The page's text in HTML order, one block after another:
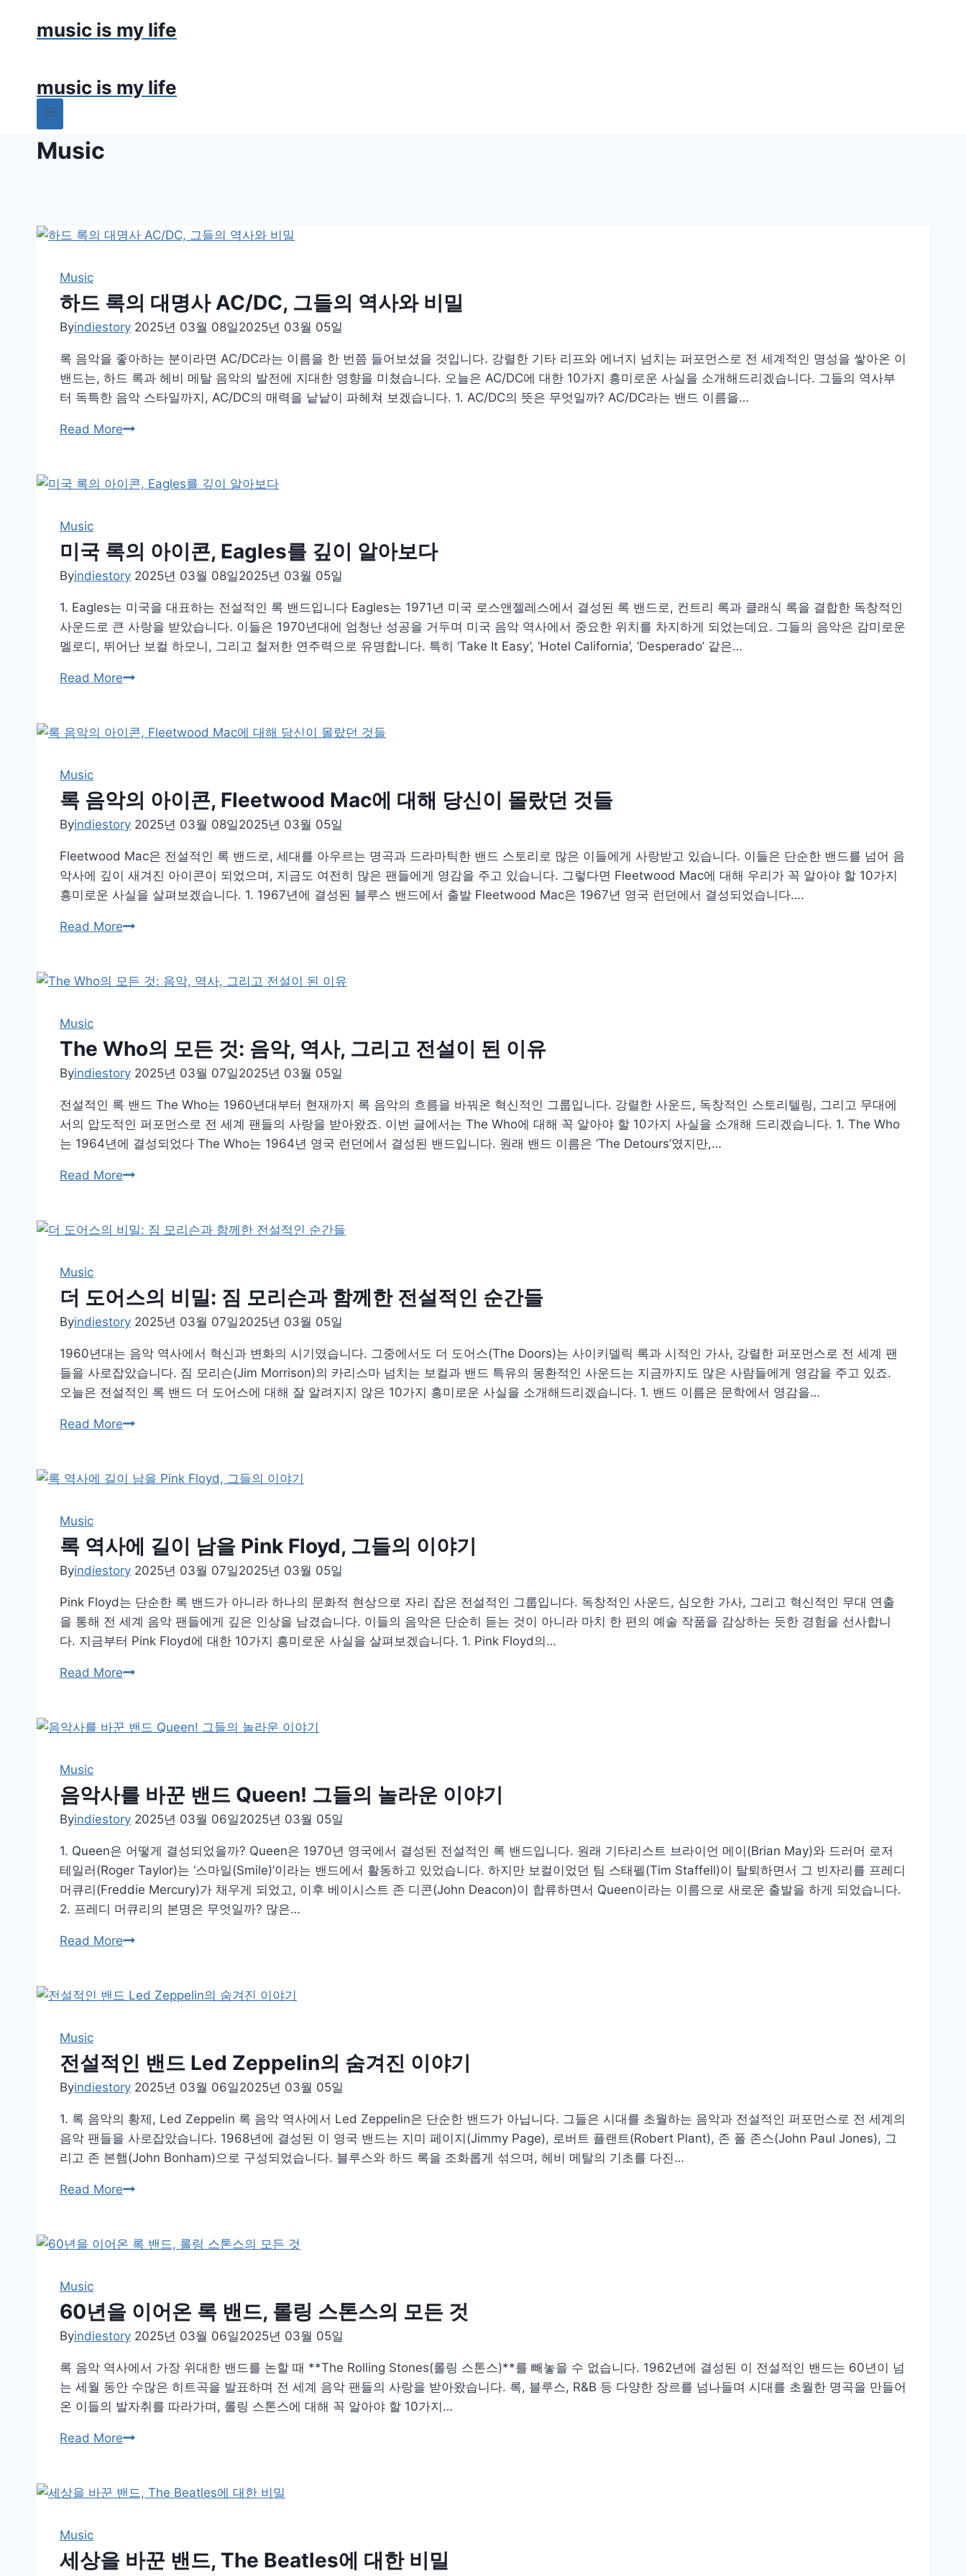
music is my life
music is my life
Music
Music
하드 록의 대명사 AC/DC, 그들의 역사와 비밀
Byindiestory 2025년 03월 08일2025년 03월 05일
록 음악을 좋아하는 분이라면 AC/DC라는 이름을 한 번쯤 들어보셨을 것입니다. 강렬한 기타 리프와 에너지 넘치는 퍼포먼스로 전 세계적인 명성을 쌓아온 이
밴드는, 하드 록과 헤비 메탈 음악의 발전에 지대한 영향을 미쳤습니다. 오늘은 AC/DC에 대한 10가지 흥미로운 사실을 소개해드리겠습니다. 그들의 역사부
터 독특한 음악 스타일까지, AC/DC의 매력을 낱낱이 파헤쳐 보겠습니다. 1. AC/DC의 뜻은 무엇일까? AC/DC라는 밴드 이름을…
Read More하
의
사
AC/DC,
그
들
의
역
와
Music
미국 록의 아이콘, Eagles를 깊이 알아보다
Byindiestory 2025년 03월 08일2025년 03월 05일
1. Eagles는 미국을 대표하는 전설적인 록 밴드입니다 Eagles는 1971년 미국 로스앤젤레스에서 결성된 록 밴드로, 컨트리 록과 클래식 록을 결합한 독창적인
사운드로 큰 사랑을 받았습니다. 이들은 1970년대에 엄청난 성공을 거두며 미국 음악 역사에서 중요한 위치를 차지하게 되었는데요. 그들의 음악은 감미로운
멜로디, 뛰어난 보컬 하모니, 그리고 철저한 연주력으로 유명합니다. 특히 ‘Take It Easy’, ‘Hotel California’, ‘Desperado’ 같은…
Read More미
의
콘,
Eagles
를
깊
이
알
보
Music
록 음악의 아이콘, Fleetwood Mac에 대해 당신이 몰랐던 것들
Byindiestory 2025년 03월 08일2025년 03월 05일
Fleetwood Mac은 전설적인 록 밴드로, 세대를 아우르는 명곡과 드라마틱한 밴드 스토리로 많은 이들에게 사랑받고 있습니다. 이들은 단순한 밴드를 넘어 음
악사에 깊이 새겨진 아이콘이 되었으며, 지금도 여전히 많은 팬들에게 영감을 주고 있습니다. 그렇다면 Fleetwood Mac에 대해 우리가 꼭 알아야 할 10가지
흥미로운 사실을 살펴보겠습니다. 1. 1967년에 결성된 블루스 밴드에서 출발 Fleetwood Mac은 1967년 영국 런던에서 결성되었습니다….
Read More록
의
콘,
Fleetwood
Mac
에
대
해
신
랐
들
Music
The Who의 모든 것: 음악, 역사, 그리고 전설이 된 이유
Byindiestory 2025년 03월 07일2025년 03월 05일
전설적인 록 밴드 The Who는 1960년대부터 현재까지 록 음악의 흐름을 바꿔온 혁신적인 그룹입니다. 강렬한 사운드, 독창적인 스토리텔링, 그리고 무대에
서의 압도적인 퍼포먼스로 전 세계 팬들의 사랑을 받아왔죠. 이번 글에서는 The Who에 대해 꼭 알아야 할 10가지 사실을 소개해 드리겠습니다. 1. The Who
는 1964년에 결성되었다 The Who는 1964년 영국 런던에서 결성된 밴드입니다. 원래 밴드 이름은 ‘The Detours’였지만,…
Read MoreThe
모
음
악,
역
사,
그
리
전
된
Music
더 도어스의 비밀: 짐 모리슨과 함께한 전설적인 순간들
Byindiestory 2025년 03월 07일2025년 03월 05일
1960년대는 음악 역사에서 혁신과 변화의 시기였습니다. 그중에서도 더 도어스(The Doors)는 사이키델릭 록과 시적인 가사, 강렬한 퍼포먼스로 전 세계 팬
들을 사로잡았습니다. 짐 모리슨(Jim Morrison)의 카리스마 넘치는 보컬과 밴드 특유의 몽환적인 사운드는 지금까지도 많은 사람들에게 영감을 주고 있죠.
오늘은 전설적인 록 밴드 더 도어스에 대해 잘 알려지지 않은 10가지 흥미로운 사실을 소개해드리겠습니다. 1. 밴드 이름은 문학에서 영감을…
Read More더
스
밀:
모
리
슨
과
께
설
순
들
Music
록 역사에 길이 남을 Pink Floyd, 그들의 이야기
Byindiestory 2025년 03월 07일2025년 03월 05일
Pink Floyd는 단순한 록 밴드가 아니라 하나의 문화적 현상으로 자리 잡은 전설적인 그룹입니다. 독창적인 사운드, 심오한 가사, 그리고 혁신적인 무대 연출
을 통해 전 세계 음악 팬들에게 깊은 인상을 남겼습니다. 이들의 음악은 단순히 듣는 것이 아니라 마치 한 편의 예술 작품을 감상하는 듯한 경험을 선사합니
다. 지금부터 Pink Floyd에 대한 10가지 흥미로운 사실을 살펴보겠습니다. 1. Pink Floyd의…
Read More록
에
남
을
Pink
Floyd,
그
들
의
야
Music
음악사를 바꾼 밴드 Queen! 그들의 놀라운 이야기
Byindiestory 2025년 03월 06일2025년 03월 05일
1. Queen은 어떻게 결성되었을까? Queen은 1970년 영국에서 결성된 전설적인 록 밴드입니다. 원래 기타리스트 브라이언 메이(Brian May)와 드러머 로저
테일러(Roger Taylor)는 ‘스마일(Smile)’이라는 밴드에서 활동하고 있었습니다. 하지만 보컬이었던 팀 스태펠(Tim Staffell)이 탈퇴하면서 그 빈자리를 프레디
머큐리(Freddie Mercury)가 채우게 되었고, 이후 베이시스트 존 디콘(John Deacon)이 합류하면서 Queen이라는 이름으로 새로운 출발을 하게 되었습니다.
2. 프레디 머큐리의 본명은 무엇일까? 많은…
Read More음
를
밴
드
Queen!
그
들
의
라
야
Music
전설적인 밴드 Led Zeppelin의 숨겨진 이야기
Byindiestory 2025년 03월 06일2025년 03월 05일
1. 록 음악의 황제, Led Zeppelin 록 음악 역사에서 Led Zeppelin은 단순한 밴드가 아닙니다. 그들은 시대를 초월하는 음악과 전설적인 퍼포먼스로 전 세계의
음악 팬들을 사로잡았습니다. 1968년에 결성된 이 영국 밴드는 지미 페이지(Jimmy Page), 로버트 플랜트(Robert Plant), 존 폴 존스(John Paul Jones), 그
리고 존 본햄(John Bonham)으로 구성되었습니다. 블루스와 하드 록을 조화롭게 섞으며, 헤비 메탈의 기초를 다진…
Read More전
인
Led
Zeppelin
의
숨
겨
진
야
Music
60년을 이어온 록 밴드, 롤링 스톤스의 모든 것
Byindiestory 2025년 03월 06일2025년 03월 05일
록 음악 역사에서 가장 위대한 밴드를 논할 때 **The Rolling Stones(롤링 스톤스)**를 빼놓을 수 없습니다. 1962년에 결성된 이 전설적인 밴드는 60년이 넘
는 세월 동안 수많은 히트곡을 발표하며 전 세계 음악 팬들의 사랑을 받아왔습니다. 록, 블루스, R&B 등 다양한 장르를 넘나들며 시대를 초월한 명곡을 만들어
온 이들의 발자취를 따라가며, 롤링 스톤스에 대해 꼭 알아야 할 10가지…
Read More60
이
록
Music
세상을 바꾼 밴드, The Beatles에 대한 비밀